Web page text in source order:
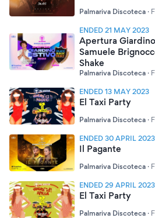
Palmariva Discoteca ·
ENDED 21 MAY 2023
Apertura
Samuele
Shake
Palmariva Discoteca ·
ENDED 13 MAY 2023
El Taxi Party
Palmariva Discoteca ·
ENDED 30 APRIL 2023
Il Pagante
Palmariva Discoteca ·
ENDED 29 APRIL 2023
El Taxi Party
Palmariva Discoteca ·